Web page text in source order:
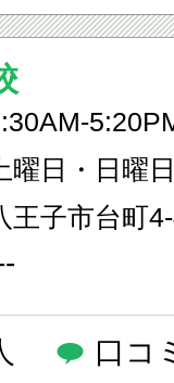
曜日・日曜
王子市台町
口コ